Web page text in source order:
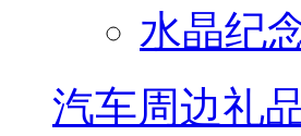
水晶纪
汽车周边礼